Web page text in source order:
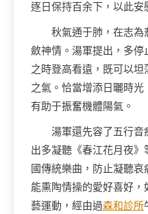
逐日保持百余下，以此安
秋氣通于肺，在志為
斂神情。湯軍提出，多
之時登高看遠，既可以
之氣。恰當增添日曬時光
有助于振奮機體陽氣。
湯軍還先容了五行音
出多凝聽《春江花月夜》
國傳統樂曲，防止凝聽
能熏陶情操的愛好喜好
藝運動，經由過森和診所